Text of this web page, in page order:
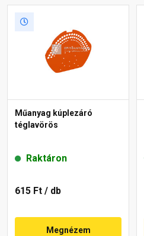
Műanyag kúplezáró
téglavörös
Raktáron
615 Ft / db
Megnézem